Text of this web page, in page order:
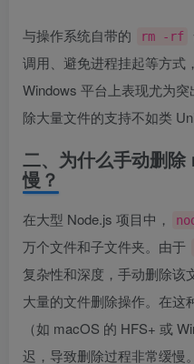
与操作系统自带的 rm -rf
调用、避免进程挂起等方式
Windows 平台上表现尤为
除大量文件的支持不如类
二、为什么手动删
慢？
在大型 Node.js 项目中，
万个文件和子文件夹。由于
复杂性和深度，手动删除该
大量的文件删除操作。在这
（如 macOS 的 HFS+ 或
迟，导致删除过程非常缓慢。